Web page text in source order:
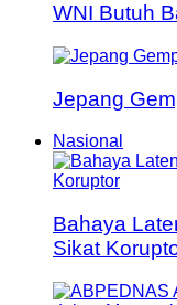
WNI Butuh
Jepang
Nasional
Bahaya
Sikat